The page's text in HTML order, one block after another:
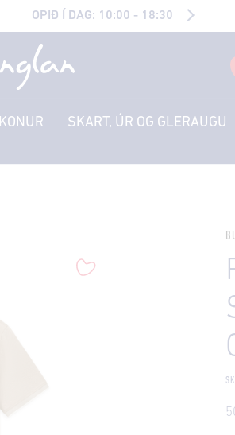
OPIÐ Í DAG: 10:00 - 18:30
KONUR SKART, ÚR OG GLERAUGU